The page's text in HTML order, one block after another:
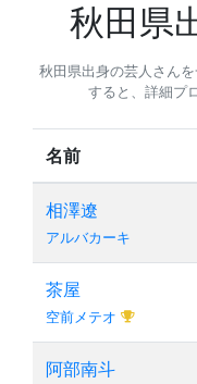
秋田県
秋田県出身の芸人さん
すると、詳細プ
名前
相澤遼
アルバカーキ
茶屋
空前メテオ
阿部南斗